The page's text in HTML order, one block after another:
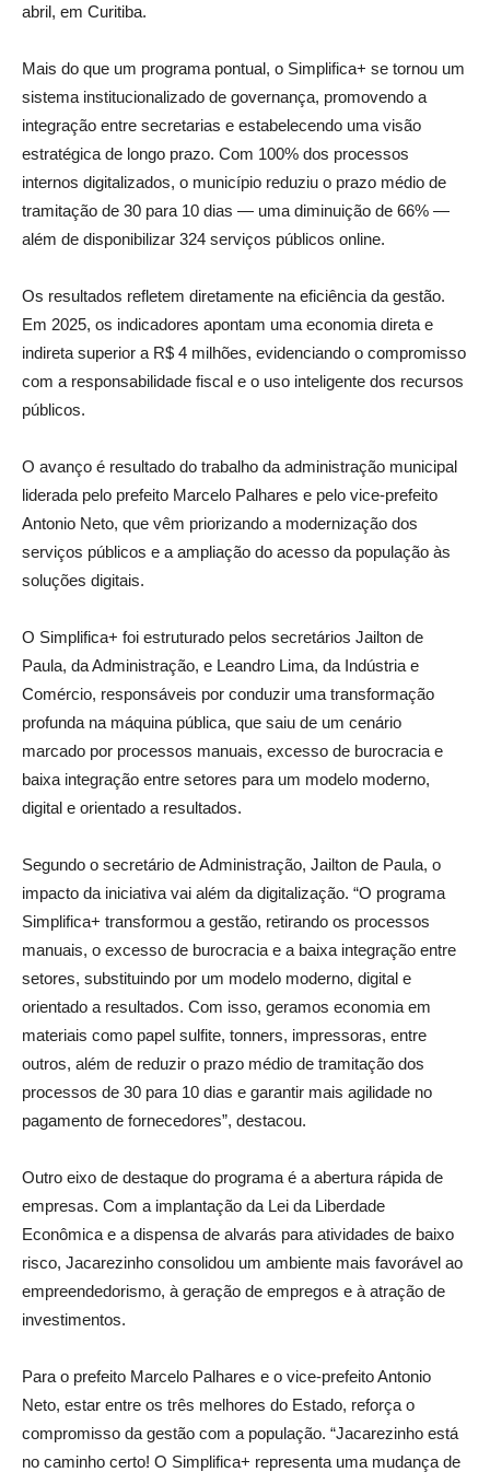
abril, em Curitiba.
Mais do que um programa pontual, o Simplifica+ se tornou um
sistema institucionalizado de governança, promovendo a
integração entre secretarias e estabelecendo uma visão
estratégica de longo prazo. Com 100% dos processos
internos digitalizados, o município reduziu o prazo médio de
tramitação de 30 para 10 dias — uma diminuição de 66% —
além de disponibilizar 324 serviços públicos online.
Os resultados refletem diretamente na eficiência da gestão.
Em 2025, os indicadores apontam uma economia direta e
indireta superior a R$ 4 milhões, evidenciando o compromisso
com a responsabilidade fiscal e o uso inteligente dos recursos
públicos.
O avanço é resultado do trabalho da administração municipal
liderada pelo prefeito Marcelo Palhares e pelo vice-prefeito
Antonio Neto, que vêm priorizando a modernização dos
serviços públicos e a ampliação do acesso da população às
soluções digitais.
O Simplifica+ foi estruturado pelos secretários Jailton de
Paula, da Administração, e Leandro Lima, da Indústria e
Comércio, responsáveis por conduzir uma transformação
profunda na máquina pública, que saiu de um cenário
marcado por processos manuais, excesso de burocracia e
baixa integração entre setores para um modelo moderno,
digital e orientado a resultados.
Segundo o secretário de Administração, Jailton de Paula, o
impacto da iniciativa vai além da digitalização. “O programa
Simplifica+ transformou a gestão, retirando os processos
manuais, o excesso de burocracia e a baixa integração entre
setores, substituindo por um modelo moderno, digital e
orientado a resultados. Com isso, geramos economia em
materiais como papel sulfite, tonners, impressoras, entre
outros, além de reduzir o prazo médio de tramitação dos
processos de 30 para 10 dias e garantir mais agilidade no
pagamento de fornecedores”, destacou.
Outro eixo de destaque do programa é a abertura rápida de
empresas. Com a implantação da Lei da Liberdade
Econômica e a dispensa de alvarás para atividades de baixo
risco, Jacarezinho consolidou um ambiente mais favorável ao
empreendedorismo, à geração de empregos e à atração de
investimentos.
Para o prefeito Marcelo Palhares e o vice-prefeito Antonio
Neto, estar entre os três melhores do Estado, reforça o
compromisso da gestão com a população. “Jacarezinho está
no caminho certo! O Simplifica+ representa uma mudança de